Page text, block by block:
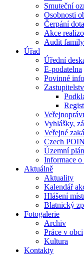
Smuteční
Osobnosti
Čerpání
Akce
Audit
Úřad
Úřední
E-podatelna
Povinné
Vyhlášky,
Veřejné
Czech
Územní
Informace o
Aktuálně
Aktuality
Kalendář
Hlášení
Blatnický
Fotogalerie
Archiv
Práce v obci
Kultura
Kontakty